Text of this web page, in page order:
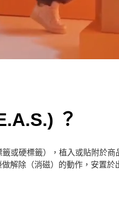
？
或硬標籤），植入或貼附於
解除（消磁）的動作，安置